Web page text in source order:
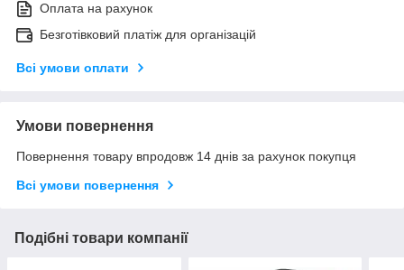
Оплата на рахунок
Безготівковий платіж для організацій
Всі умови оплати
Умови повернення
Повернення товару впродовж 14 днів за рахунок покупця
Всі умови повернення
Подібні товари компанії